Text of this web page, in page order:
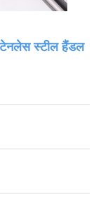
स्टील हैंडल